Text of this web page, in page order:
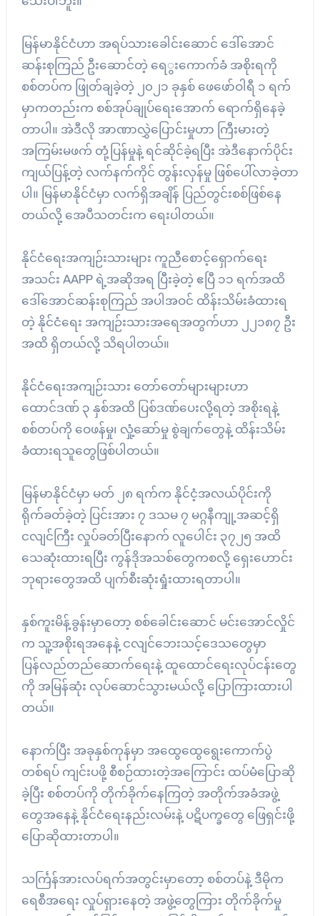
မြန်မာနိုင်ငံဟာ အရပ်သားခေါင်းဆောင် ဒေါ်အောင်
ဆန်းစုကြည် ဦးဆောင်တဲ့ ရေွးကောက်ခံ အစိုးရကို
စစ်တပ်က ဖြုတ်ချခဲ့တဲ့ ၂၀၂၁ ခုနှစ် ဖေဖော်ဝါရီ ၁ ရက်
မှာကတည်းက စစ်အုပ်ချုပ်ရေးအောက် ရောက်ရှိနေခဲ့
တာပါ။ အဲဒီလို အာဏာလွှဲပြောင်းမှုဟာ ကြီးမားတဲ့
အကြမ်းမဖက် တုံ့ပြန်မှုနဲ့ ရင်ဆိုင်ခဲ့ရပြီး အဲဒီနောက်ပိုင်း
ကျယ်ပြန့်တဲ့ လက်နက်ကိုင် တွန်းလှန်မှု ဖြစ်ပေါ်လာခဲ့တာ
ပါ။ မြန်မာနိုင်ငံမှာ လက်ရှိအချိန် ပြည်တွင်းစစ်ဖြစ်နေ
တယ်လို့ အေပီသတင်းက ရေးပါတယ်။
နိုင်ငံရေးအကျဉ်းသားများ ကူညီစောင့်ရှောက်ရေး
အသင်း AAPP ရဲ့အဆိုအရ ပြီးခဲ့တဲ့ ဧပြီ ၁၁ ရက်အထိ
ဒေါ်အောင်ဆန်းစုကြည် အပါအဝင် ထိန်းသိမ်းခံထားရ
တဲ့ နိုင်ငံရေး အကျဉ်းသားအရေအတွက်ဟာ ၂၂၁၈၇ ဦး
အထိ ရှိတယ်လို့ သိရပါတယ်။
နိုင်ငံရေးအကျဉ်းသား တော်တော်များများဟာ
ထောင်ဒဏ် ၃ နှစ်အထိ ပြစ်ဒဏ်ပေးလို့ရတဲ့ အစိုးရနဲ့
စစ်တပ်ကို ဝေဖန်မှု၊ လှုံ့ဆော်မှု စွဲချက်တွေနဲ့ ထိန်းသိမ်း
ခံထားရသူတွေဖြစ်ပါတယ်။
မြန်မာနိုင်ငံမှာ မတ် ၂၈ ရက်က နိုင်ငံ့အလယ်ပိုင်းကို
ရိုက်ခတ်ခဲ့တဲ့ ပြင်းအား ၇ ဒသမ ၇ မဂ္ဂနီကျု့အဆင့်ရှိ
ငလျင်ကြီး လှုပ်ခတ်ပြီးနောက် လူပေါင်း ၃၇၂၅ အထိ
သေဆုံးထားရပြီး ကွန်ဒိုအသစ်တွေကစလို့ ရှေးဟောင်း
ဘုရားတွေအထိ ပျက်စီးဆုံးရှုံးထားရတာပါ။
နှစ်ကူးမိန့်ခွန်းမှာတော့ စစ်ခေါင်းဆောင် မင်းအောင်လှိုင်
က သူ့အစိုးရအနေနဲ့ ငလျင်ဘေးသင့်ဒေသတွေမှာ
ပြန်လည်တည်ဆောက်ရေးနဲ့ ထူထောင်ရေးလုပ်ငန်းတွေ
ကို အမြန်ဆုံး လုပ်ဆောင်သွားမယ်လို့ ပြောကြားထားပါ
တယ်။
နောက်ပြီး အခုနှစ်ကုန်မှာ အထွေထွေရွေးကောက်ပွဲ
တစ်ရပ် ကျင်းပဖို့ စီစဉ်ထားတဲ့အကြောင်း ထပ်မံပြောဆို
ခဲ့ပြီး စစ်တပ်ကို တိုက်ခိုက်နေကြတဲ့ အတိုက်အခံအဖွဲ့
တွေအနေနဲ့ နိုင်ငံရေးနည်းလမ်းနဲ့ ပဋိပက္ခတွေ ဖြေရှင်းဖို့
ပြောဆိုထားတာပါ။
သင်္ကြန်အားလပ်ရက်အတွင်းမှာတော့ စစ်တပ်နဲ့ ဒီမိုက
ရေစီအရေး လှုပ်ရှားနေတဲ့ အဖွဲ့တွေကြား တိုက်ခိုက်မှု